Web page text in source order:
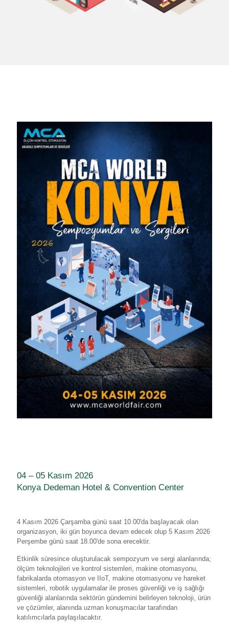
04 – 05 Kasım 2026
Konya Dedeman Hotel & Convention Center
4 Kasım 2026 Çarşamba günü saat 10.00'da başlayacak olan
organizasyon, iki gün boyunca devam edecek olup 5 Kasım 2026
Perşembe günü saat 18.00'de sona erecektir.
Etkinlik süresince oluşturulacak sempozyum ve sergi alanlarında;
ölçüm teknolojileri ve kontrol sistemleri, makine otomasyonu,
fabrikalarda otomasyon ve IIoT, makine otomasyonu ve hareket
sistemleri, robotik uygulamalar ile proses güvenliği ve iş sağlığı
güvenliği alanlarında sektörün gündemini belirleyen teknoloji, ürün
ve çözümler, alanında uzman konuşmacılar tarafından
katılımcılarla paylaşılacaktır.